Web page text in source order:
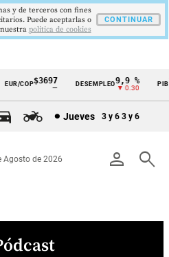
EUR/COP$3697
—
DESEMPLEO9,9 %
▼ 0.30
PIB
Jueves 3 y 6 3 y 6
person search
Agosto de 2026
y de terceros con fines
Puede aceptarlas o
politica de cookies
CONTINUAR